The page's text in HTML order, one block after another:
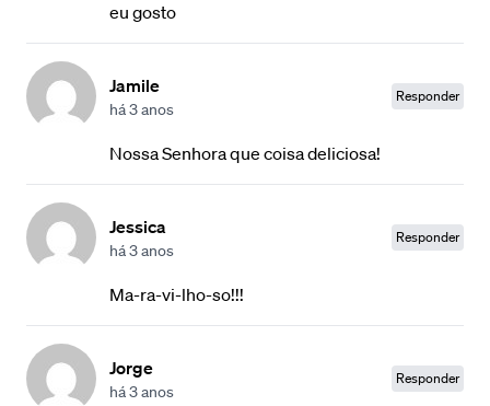
eu gosto
Jamile
há 3 anos
Responder
Nossa Senhora que coisa deliciosa!
Jessica
há 3 anos
Responder
Ma-ra-vi-lho-so!!!
Jorge
há 3 anos
Responder